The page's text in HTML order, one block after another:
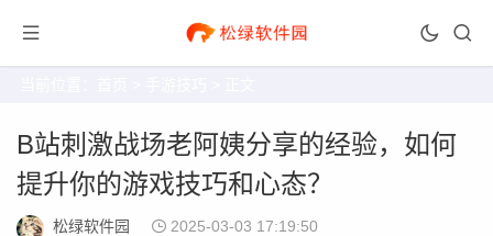
B站刺激战场老阿姨分享的经验，如何
提升你的游戏技巧和心态？
松绿软件园 2025-03-03 17:19:50